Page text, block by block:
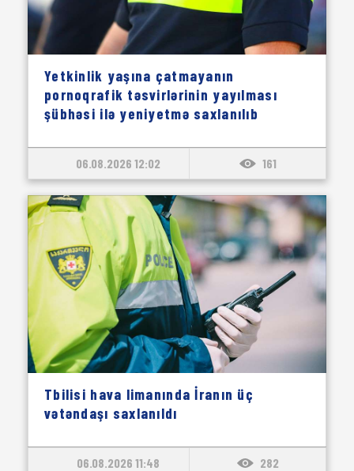
Yetkinlik yaşına çatmayanın
pornoqrafik təsvirlərinin yayılması
şübhəsi ilə yeniyetmə saxlanılıb
06.08.2026 12:02 161
Tbilisi hava limanında İranın üç
vətəndaşı saxlanıldı
06.08.2026 11:48 282